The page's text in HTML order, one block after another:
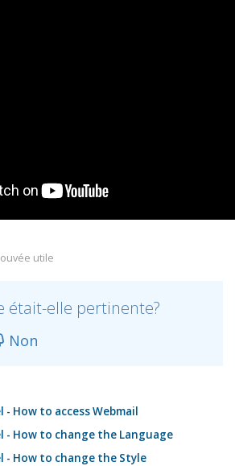
utile
était-elle pertinente?
Non
How to access Webmail
- How to change the Language
- How to change the Style